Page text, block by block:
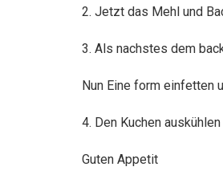
2. Jetzt das Mehl und
3. Als nachstes dem
Nun Eine form einfetten
4. Den Kuchen
Guten Appetit